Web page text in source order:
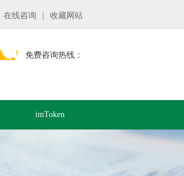
在线咨询 收藏网站
免费咨询热线：
imToken